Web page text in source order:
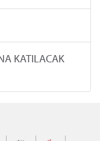
KATILACAK